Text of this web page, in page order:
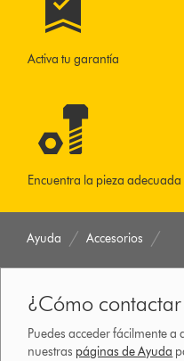
Activa tu garantía
Encuentra la pieza adecuada
Ayuda Accesorios
¿Cómo
Puedes acceder fácilmente a
nuestras páginas de Ayuda